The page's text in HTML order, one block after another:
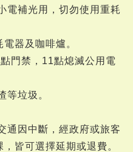
電補光用，切勿使用重耗
器及咖啡爐。
門禁，11點熄滅公用電
垃圾。
通因中斷，經政府或旅客
皆可選擇延期或退費。